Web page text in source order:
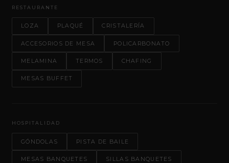
RESTAURANTE
LOZA PLAQUÉ CRISTALERÍA
ACCESORIOS DE MESA POLICARBONATO
MELAMINA TERMOS CHAFING
MESAS BUFFET
HOSPITALIDAD
GÓNDOLAS PISTA DE BAILE
MESAS BANQUETES SILLAS BANQUETES